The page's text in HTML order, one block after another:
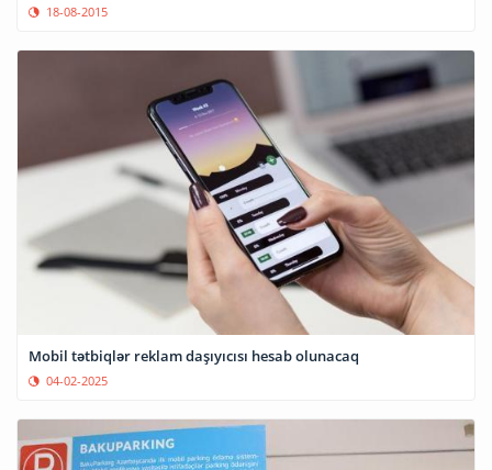
18-08-2015
Mobil tətbiqlər reklam daşıyıcısı hesab olunacaq
04-02-2025